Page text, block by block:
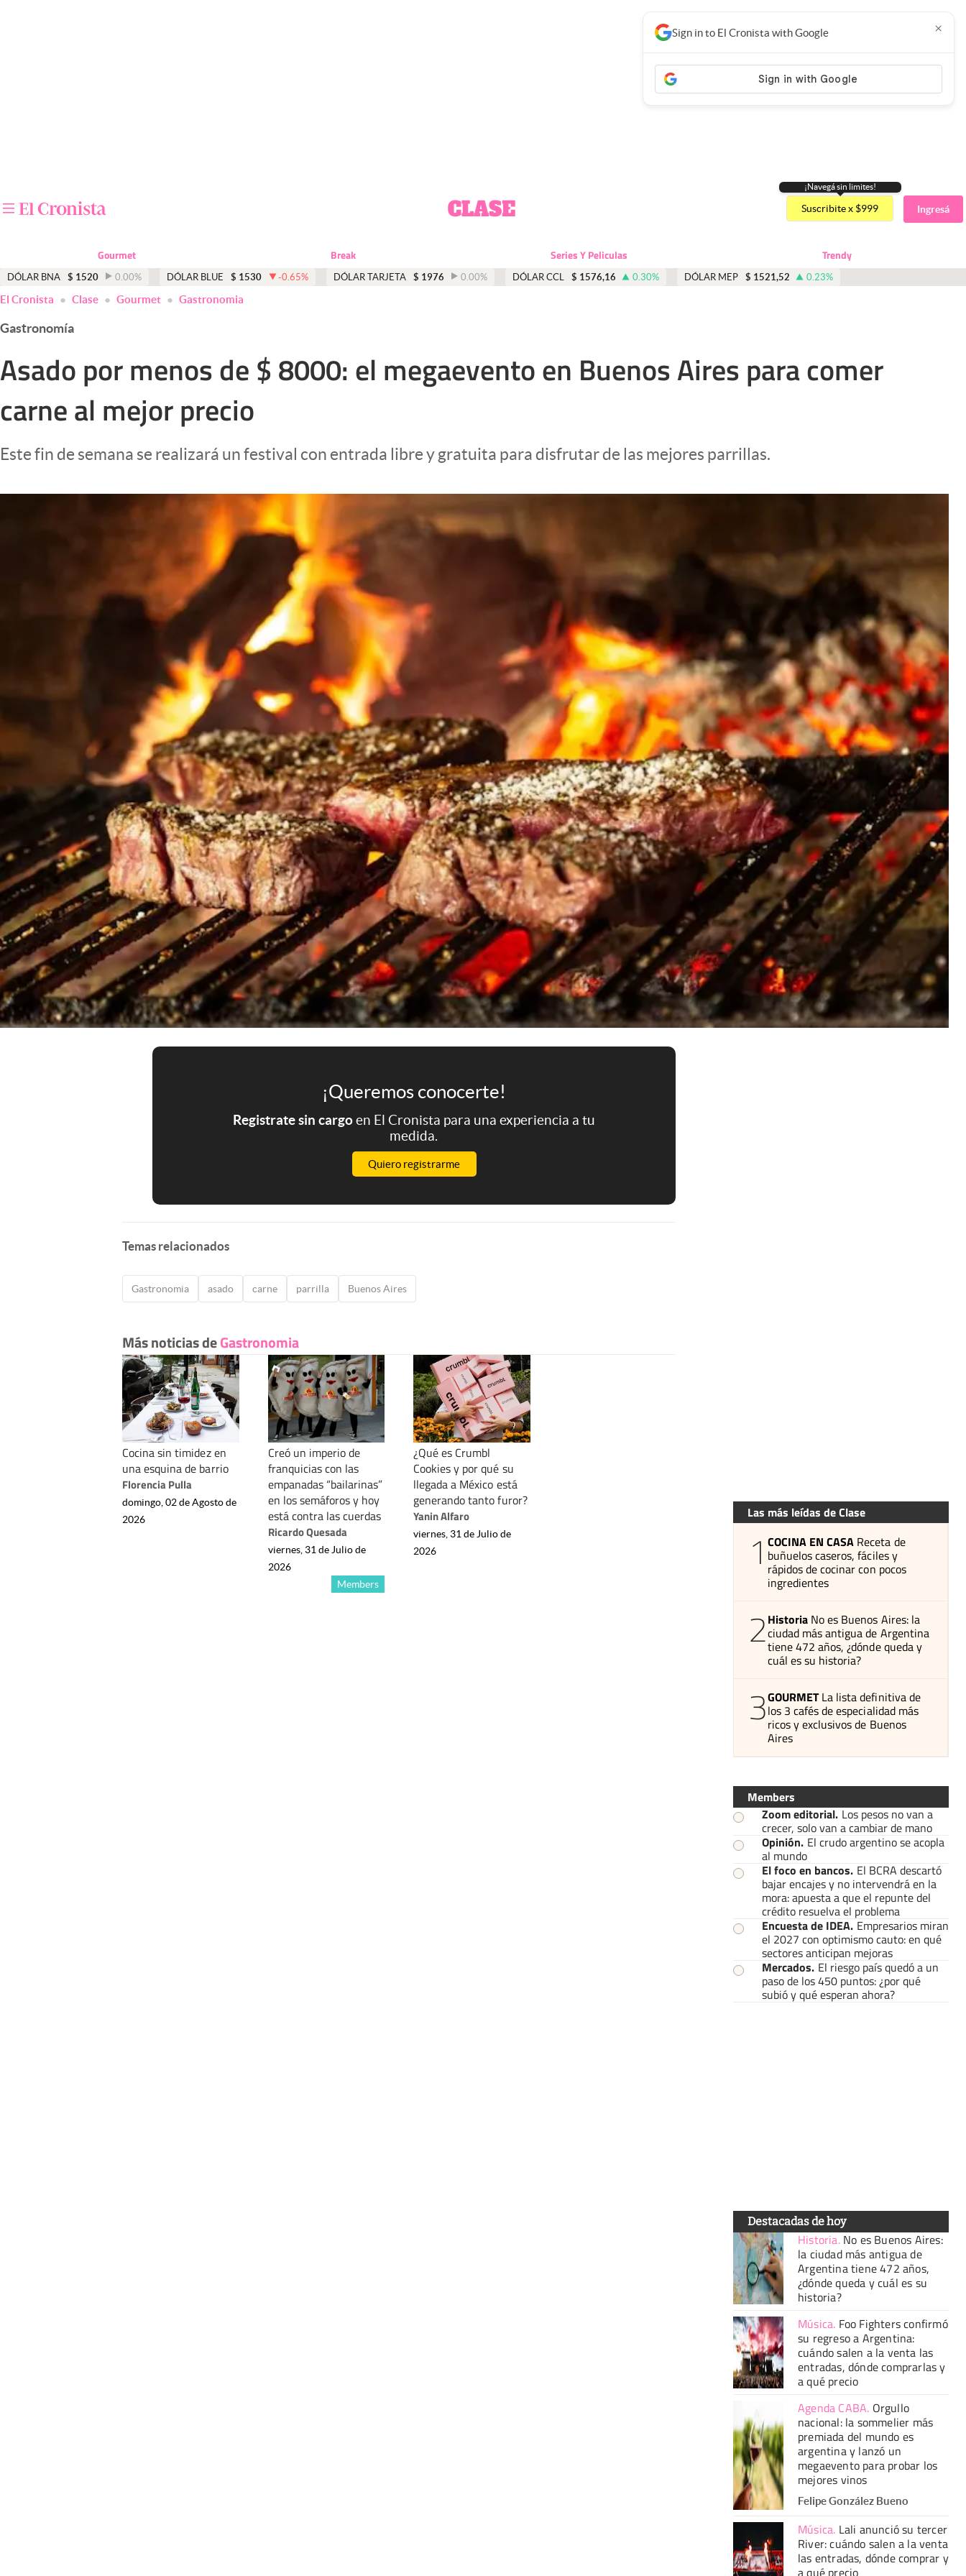
Otras secciones
Apertura
Infotechnology
Clima
Mundial 2026
Mediakit
¡Navegá sin limites!
Suscribite x $999 Ingresá
Gourmet Break Series Y Peliculas Trendy
DÓLAR BNA $ 1520 0.00% DÓLAR BLUE $ 1530 -0.65% DÓLAR TARJETA $ 1976 0.00% DÓLAR CCL $ 1576,16 0.30% DÓLAR MEP $ 1521,52 0.23%
Sign in to El Cronista with Google ×
El Cronista Clase Gourmet Gastronomia
Gastronomía
Asado por menos de $ 8000: el megaevento en Buenos Aires para comer
carne al mejor precio
Este fin de semana se realizará un festival con entrada libre y gratuita para disfrutar de las mejores parrillas.
¡Queremos conocerte!
Registrate sin cargoen El Cronista para una experiencia a tu
medida.
Quiero registrarme
Temas relacionados
Gastronomia asado carne parrilla Buenos Aires
Más noticias deGastronomia
Cocina sin timidez en
una esquina de barrio
Florencia Pulla
domingo, 02 de Agosto de
2026
Creó un imperio de
franquicias con las
empanadas “bailarinas”
en los semáforos y hoy
está contra las cuerdas
Ricardo Quesada
Members
viernes, 31 de Julio de
2026
¿Qué es Crumbl
Cookies y por qué su
llegada a México está
generando tanto furor?
Yanin Alfaro
viernes, 31 de Julio de
2026
Las más leídas de Clase
1 COCINA EN CASA Receta de
buñuelos caseros, fáciles y
rápidos de cocinar con pocos
ingredientes
2Historia No es Buenos Aires: la
ciudad más antigua de Argentina
tiene 472 años, ¿dónde queda y
cuál es su historia?
3GOURMET La lista definitiva de
los 3 cafés de especialidad más
ricos y exclusivos de Buenos
Aires
Members
Zoom editorial. Los pesos no van a
crecer, solo van a cambiar de mano
Opinión. El crudo argentino se acopla
al mundo
El foco en bancos. El BCRA descartó
bajar encajes y no intervendrá en la
mora: apuesta a que el repunte del
crédito resuelva el problema
Encuesta de IDEA. Empresarios miran
el 2027 con optimismo cauto: en qué
sectores anticipan mejoras
Mercados. El riesgo país quedó a un
paso de los 450 puntos: ¿por qué
subió y qué esperan ahora?
Destacadas de hoy
Historia. No es Buenos Aires:
la ciudad más antigua de
Argentina tiene 472 años,
¿dónde queda y cuál es su
historia?
Música. Foo Fighters confirmó
su regreso a Argentina:
cuándo salen a la venta las
entradas, dónde comprarlas y
a qué precio
Agenda CABA. Orgullo
nacional: la sommelier más
premiada del mundo es
argentina y lanzó un
megaevento para probar los
mejores vinos
Felipe González Bueno
Música. Lali anunció su tercer
River: cuándo salen a la venta
las entradas, dónde comprar y
a qué precio